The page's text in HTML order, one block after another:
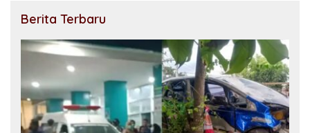
Berita Terbaru